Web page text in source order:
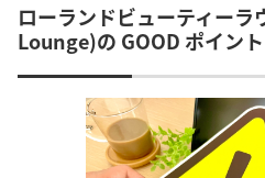
ローランドビューティー
Lounge)の GOOD ポイント